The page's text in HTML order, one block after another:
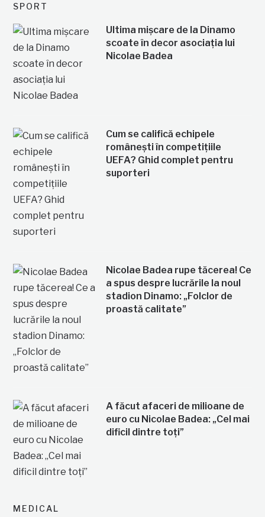
SPORT
Ultima mișcare de la Dinamo
scoate în decor asociația lui
Nicolae Badea
Cum se califică echipele
românești în competițiile
UEFA? Ghid complet pentru
suporteri
Nicolae Badea rupe tăcerea! Ce
a spus despre lucrările la noul
stadion Dinamo: „Folclor de
proastă calitate”
A făcut afaceri de milioane de
euro cu Nicolae Badea: „Cel mai
dificil dintre toți”
MEDICAL